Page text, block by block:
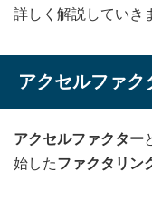
詳しく解説していき
アクセルファク
アクセルファクター
始したファクタリン